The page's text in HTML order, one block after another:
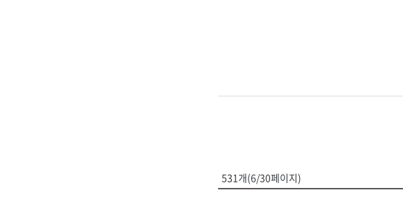
531개(6/30페이지)